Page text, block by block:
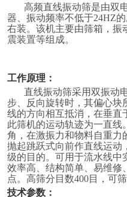
50≤20015-2007.5×25900168-
5007.5×26189168-
50011×27000168-
150≤30080-60011×28950168-
高频直线振动筛是由双
器、振动频率不低于24HZ
右装。 该机主要由筛箱，振
震装置等组成。
工作原理：
直线振动筛采用双振动
步、反向旋转时，其偏心块
线的方向相互抵消，在垂直
此筛机的运动轨迹为一直线
角，在激振力和物料自重力
抛起跳跃式向前作直线运动
级的目的。可用于流水线中
效率高、结构简单、易维修
点。高筛分目数400目，可
技术参数：